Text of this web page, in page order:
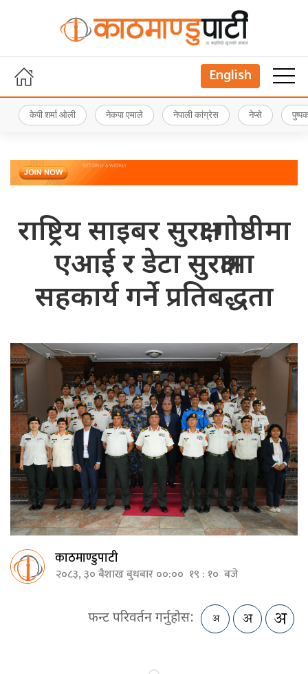
English
केपी शर्मा ओली नेकपा एमाले नेपाली कांग्रेस नेप्से
राष्ट्रिय साइबर सुरक्षा गोष्ठीमा
एआई र डेटा सुरक्षामा
सहकार्य गर्ने प्रतिबद्धता
काठमाण्डुपाटी
२०८३, ३० बैशाख बुधबार ००:०० १९ : १० बजे
फन्ट परिवर्तन गर्नुहोस: